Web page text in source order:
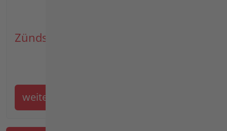
Zündspule, Lüfterrad
weiter